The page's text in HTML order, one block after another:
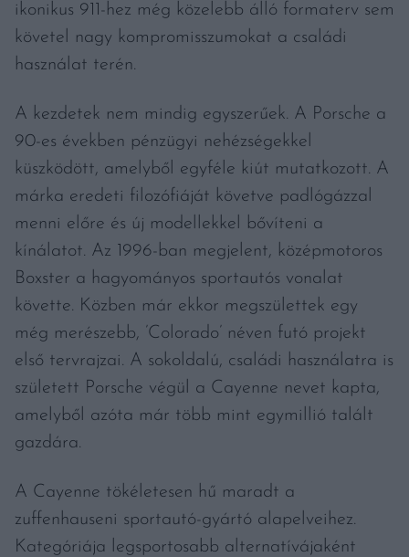
ikonikus 911-hez még közelebb álló formaterv sem
követel nagy kompromisszumokat a családi
használat terén.
A kezdetek nem mindig egyszerűek. A Porsche a
90-es években pénzügyi nehézségekkel
küszködött, amelyből egyféle kiút mutatkozott. A
márka eredeti filozófiáját követve padlógázzal
menni előre és új modellekkel bővíteni a
kínálatot. Az 1996-ban megjelent, középmotoros
Boxster a hagyományos sportautós vonalat
követte. Közben már ekkor megszülettek egy
még merészebb, ’Colorado’ néven futó projekt
első tervrajzai. A sokoldalú, családi használatra is
született Porsche végül a Cayenne nevet kapta,
amelyből azóta már több mint egymillió talált
gazdára.
A Cayenne tökéletesen hű maradt a
zuffenhauseni sportautó-gyártó alapelveihez.
Kategóriája legsportosabb alternatívájaként